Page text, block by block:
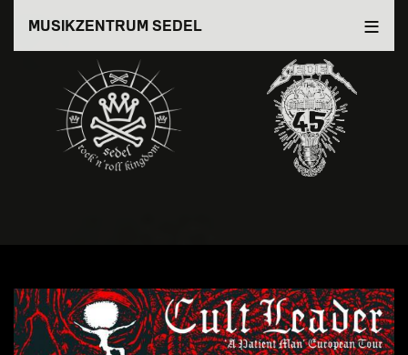
Inhalt
MUSIKZENTRUM SEDEL